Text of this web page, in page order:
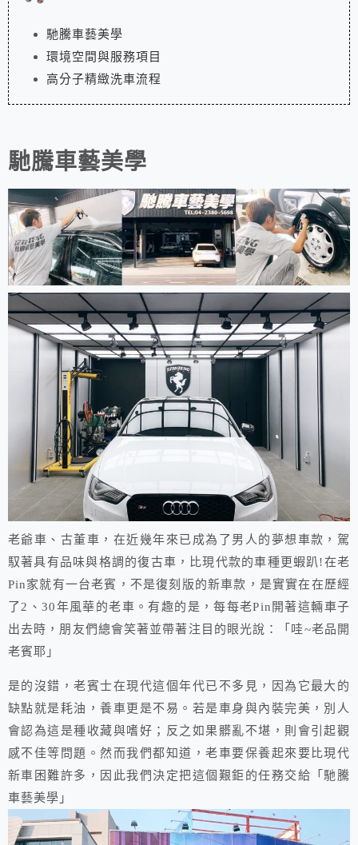
馳騰車藝美學
環境空間與服務項目
高分子精緻洗車流程
馳騰車藝美學
老爺車、古董車，在近幾年來已成為了男人的夢想車款，駕
馭著具有品味與格調的復古車，比現代款的車種更蝦趴!在老
Pin家就有一台老賓，不是復刻版的新車款，是實實在在歷經
了2、30年風華的老車。有趣的是，每每老Pin開著這輛車子
出去時，朋友們總會笑著並帶著注目的眼光說：「哇~老品開
老賓耶」
是的沒錯，老賓士在現代這個年代已不多見，因為它最大的
缺點就是耗油，養車更是不易。若是車身與內裝完美，別人
會認為這是種收藏與嗜好；反之如果髒亂不堪，則會引起觀
感不佳等問題。然而我們都知道，老車要保養起來要比現代
新車困難許多，因此我們決定把這個艱鉅的任務交給「馳騰
車藝美學」